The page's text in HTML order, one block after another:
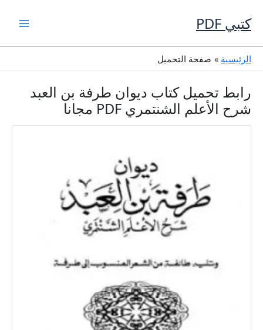
إلى
المحتوى
كتبي PDF
الرئيسية صفحة التحميل
رابط تحميل كتاب ديوان طرفة بن العبد
شرح الأعلم الشنتمري PDF مجانا